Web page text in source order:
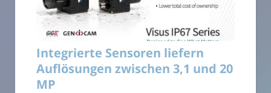
Integrierte Sensoren liefern
Auflösungen zwischen 3,1 und 20
MP